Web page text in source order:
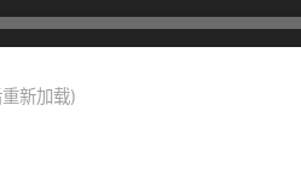
新加载)